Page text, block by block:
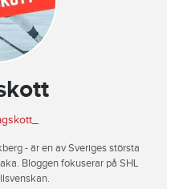
- är en av Sveriges största
Bloggen fokuserar på SHL